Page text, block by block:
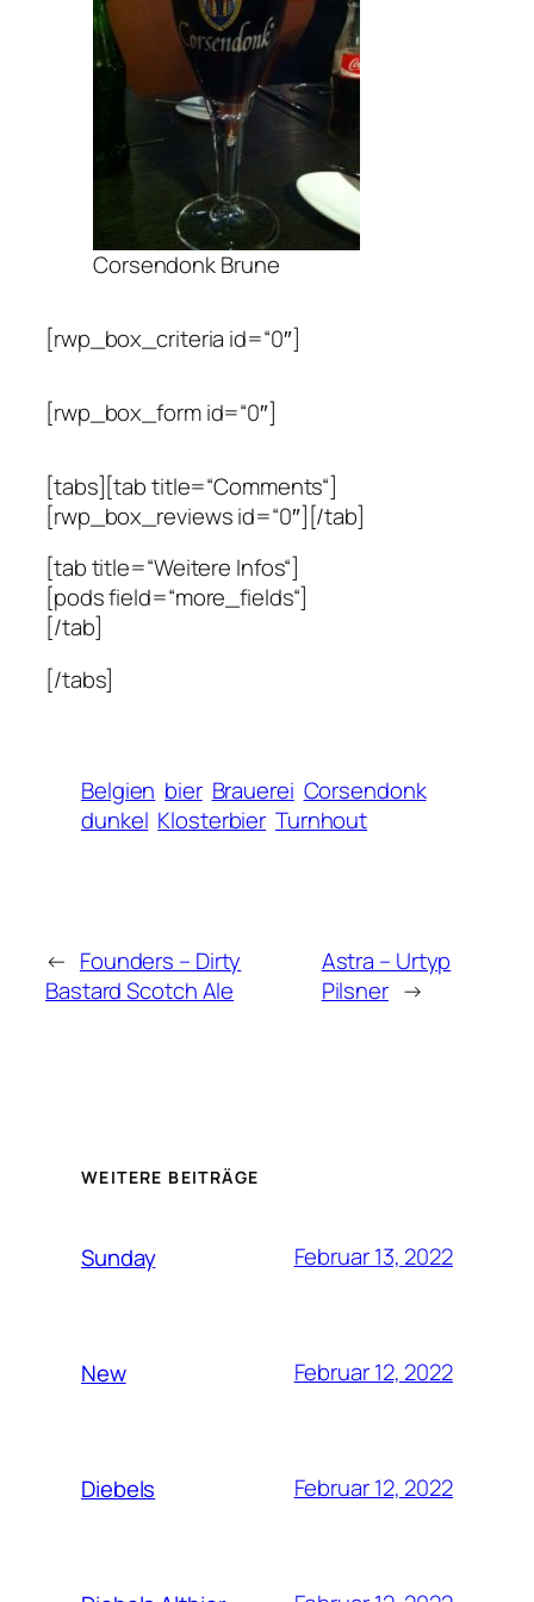
Corsendonk Brune
[rwp_box_criteria id=“0″]
[rwp_box_form id=“0″]
[tabs][tab title=“Comments“]
[rwp_box_reviews id=“0″][/tab]
[tab title=“Weitere Infos“]
[pods field=“more_fields“]
[/tab]
[/tabs]
Belgien bier Brauerei Corsendonk
dunkel Klosterbier Turnhout
← Founders – Dirty
Bastard Scotch Ale
Astra – Urtyp
Pilsner →
WEITERE BEITRÄGE
Sunday Februar 13, 2022
New Februar 12, 2022
Diebels Februar 12, 2022